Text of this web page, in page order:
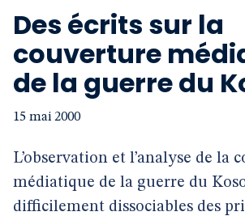
Notre revue
Boutique
Des écrits sur la
couverture
de la guerre du
15 mai 2000
L’observation et l’analyse de la
médiatique de la guerre du
difficilement dissociables des